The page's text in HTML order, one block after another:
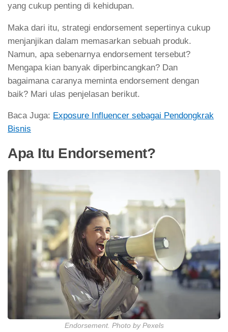
yang cukup penting di kehidupan.
Maka dari itu, strategi endorsement sepertinya cukup
menjanjikan dalam memasarkan sebuah produk.
Namun, apa sebenarnya endorsement tersebut?
Mengapa kian banyak diperbincangkan? Dan
bagaimana caranya meminta endorsement dengan
baik? Mari ulas penjelasan berikut.
Baca Juga: Exposure Influencer sebagai Pendongkrak
Bisnis
Apa Itu Endorsement?
Endorsement. Photo by Pexels